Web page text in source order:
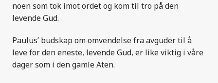
noen som tok imot ordet og kom til tro på den
levende Gud.
Paulus’ budskap om omvendelse fra avguder til å
leve for den eneste, levende Gud, er like viktig i våre
dager som i den gamle Aten.